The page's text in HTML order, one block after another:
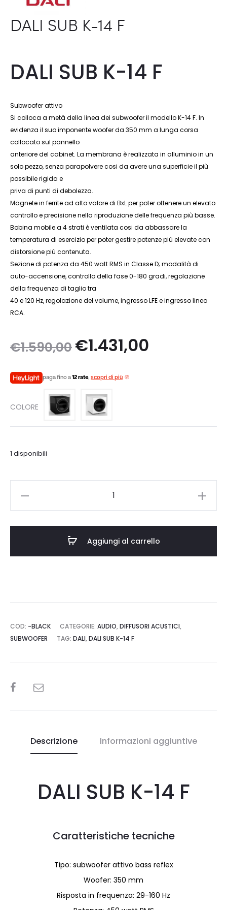
DALI SUB K-14 F
DALI SUB K-14 F
Subwoofer attivo
Si colloca a metà della linea dei subwoofer il modello K-14 F. In
evidenza il suo imponente woofer da 350 mm a lunga corsa
collocato sul pannello
anteriore del cabinet. La membrana è realizzata in alluminio in un
solo pezzo, senza parapolvere cosi da avere una superficie il più
possibile rigida e
priva di punti di debolezza.
Magnete in ferrite ad alto valore di BxL per poter ottenere un elevato
controllo e precisione nella riproduzione delle frequenza più basse.
Bobina mobile a 4 strati è ventilata cosi da abbassare la
temperatura di esercizio per poter gestire potenze più elevate con
distorsione più contenuta.
Sezione di potenza da 450 watt RMS in Classe D; modalità di
auto-accensione, controllo della fase 0-180 gradi, regolazione
della frequenza di taglio tra
40 e 120 Hz, regolazione del volume, ingresso LFE e ingresso linea
RCA.
€1.590,00 Il
era:
€1.431,00
paga fino a12 rate, scopri di più
COLORE
1 disponibili
Aggiungi al carrello
COD: -BLACK CATEGORIE: AUDIO, DIFFUSORI ACUSTICI,
SUBWOOFER
TAG: DALI, DALI SUB K-14 F
SHARE
Descrizione Informazioni aggiuntive
DALI SUB K-14 F
Caratteristiche tecniche
Tipo: subwoofer attivo bass reflex
Woofer: 350 mm
Risposta in frequenza: 29-160 Hz